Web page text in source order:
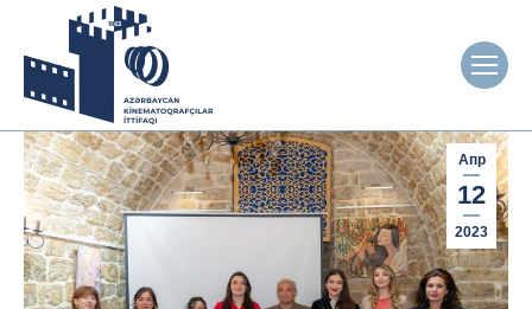
Апр
12
2023